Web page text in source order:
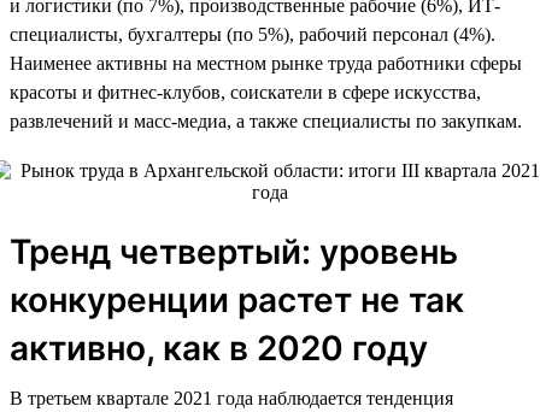
и логистики (по 7%), производственные рабочие (6%), ИТ-
специалисты, бухгалтеры (по 5%), рабочий персонал (4%).
Наименее активны на местном рынке труда работники сферы
красоты и фитнес-клубов, соискатели в сфере искусства,
развлечений и масс-медиа, а также специалисты по закупкам.
Тренд четвертый: уровень
конкуренции растет не так
активно, как в 2020 году
В третьем квартале 2021 года наблюдается тенденция